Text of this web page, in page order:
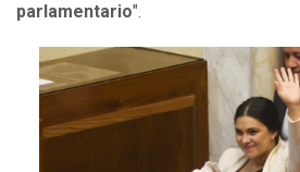
parlamentario".